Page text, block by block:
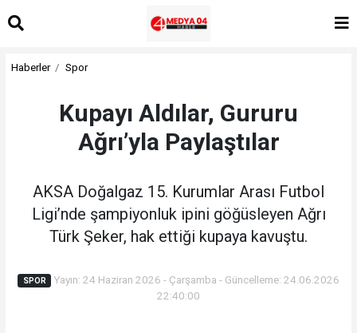
Haberler Spor
Kupayı Aldılar, Gururu
Ağrı’yla Paylaştılar
AKSA Doğalgaz 15. Kurumlar Arası Futbol
Ligi’nde şampiyonluk ipini göğüsleyen Ağrı
Türk Şeker, hak ettiği kupaya kavuştu.
SPOR
Yayın: 24 Haziran 2026 - Çarşamba - Güncelleme: 24.06.2026
22:40:00